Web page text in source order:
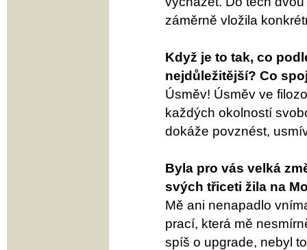
záměrně vložila
Když je to tak, co
nejdůležitější? Co
Úsměv! Úsměv ve
každých okolností
dokáže povznést,
Byla pro vás velká
svých třiceti žila na
Mě ani nenapadlo
prací, která mě
spíš o upgrade, nebyl